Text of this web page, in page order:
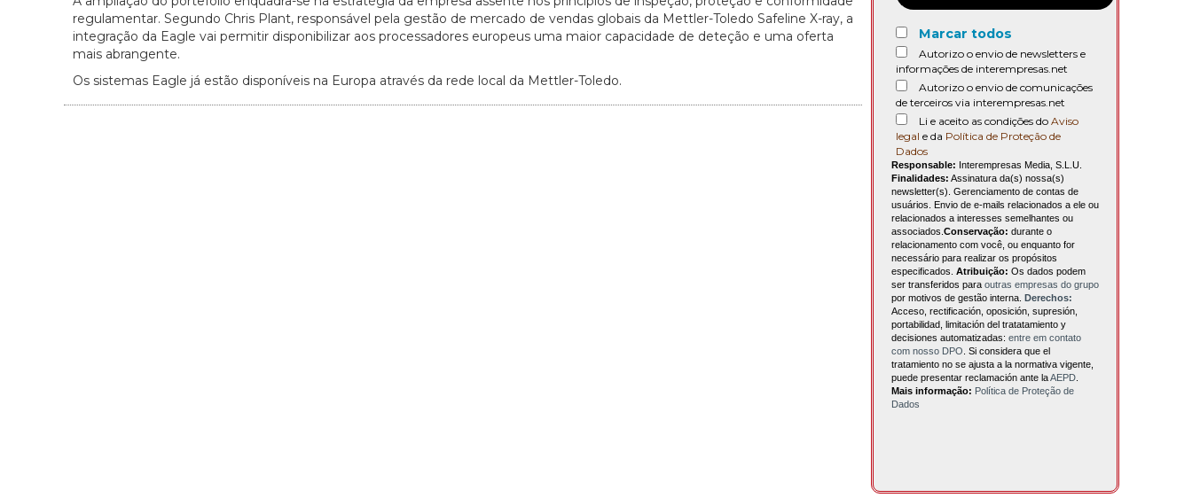
regulamentar. Segundo Chris Plant, responsável pela gestão de mercado de vendas globais da Mettler-Toledo Safeline X-ray, a
integração da Eagle vai permitir disponibilizar aos processadores europeus uma maior capacidade de deteção e uma oferta
mais abrangente.
Os sistemas Eagle já estão disponíveis na Europa através da rede local da Mettler-Toledo.
Marcar todos
Autorizo o envio de newsletters e
informações de interempresas.net
Autorizo o envio de comunicações
de terceiros via interempresas.net
Li e aceito as condições do Aviso
legal e da Política de Proteção de
Dados
Responsable: Interempresas Media, S.L.U.
Finalidades: Assinatura da(s) nossa(s)
newsletter(s). Gerenciamento de contas de
usuários. Envio de e-mails relacionados a ele ou
relacionados a interesses semelhantes ou
associados. Conservação: durante o
relacionamento com você, ou enquanto for
necessário para realizar os propósitos
especificados. Atribuição: Os dados podem
ser transferidos para outras empresas do grupo
por motivos de gestão interna.
Derechos:
Acceso, rectificación, oposición, supresión,
portabilidad, limitación del tratatamiento y
decisiones automatizadas: entre em contato
com nosso DPO . Si considera que el
tratamiento no se ajusta a la normativa vigente,
puede presentar reclamación ante laAEPD
Mais informação: Política de Proteção de
Dados